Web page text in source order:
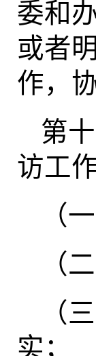
委和
或者
作，
第
访工
（
（
（
实；